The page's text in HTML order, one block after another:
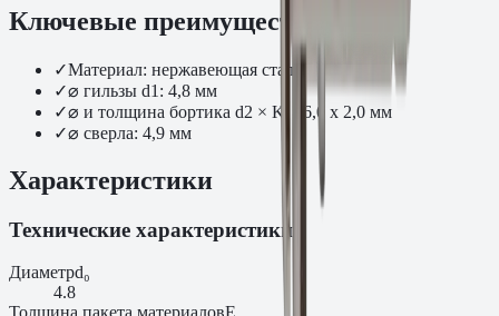
Ключевые преимущества
✓Материал: нержавеющая сталь
✓⌀ гильзы d1: 4,8 мм
✓⌀ и толщина бортика d2 × K: 16,0 x 2,0 мм
✓⌀ сверла: 4,9 мм
Характеристики
Технические характеристики
Диаметрd₀
4.8